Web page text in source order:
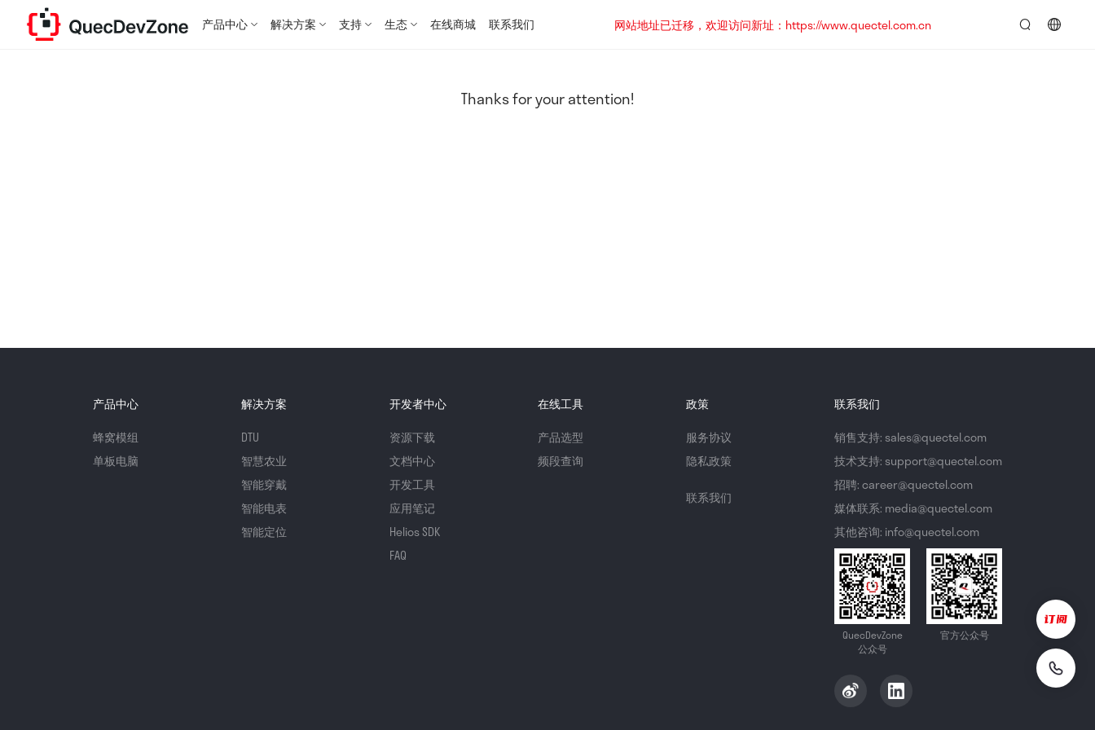
产品中心 解决方案 支持 生态 在线商城 联系我们
网站地址已迁移，欢迎访问新址：https://www.quectel.com.cn
Thanks for your attention!
产品中心
蜂窝模组
单板电脑
解决方案
DTU
智慧农业
智能穿戴
智能电表
智能定位
开发者中心
资源下载
文档中心
开发工具
应用笔记
Helios SDK
FAQ
在线工具
产品选型
频段查询
政策
服务协议
隐私政策
联系我们
联系我们
销售支持: sales@quectel.com
技术支持: support@quectel.com
招聘: career@quectel.com
媒体联系: media@quectel.com
其他咨询: info@quectel.com
QuecDevZone
公众号
官方公众号